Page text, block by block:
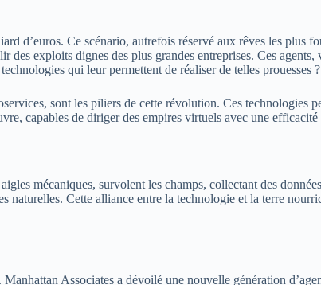
d’euros. Ce scénario, autrefois réservé aux rêves les plus
exploits dignes des plus grandes entreprises. Ces
qui leur permettent de réaliser de telles prouesses ?
sont les piliers de cette révolution. Ces technologies
capables de diriger des empires virtuels avec une efficacité
mécaniques, survolent les champs, collectant des
Cette alliance entre la technologie et la terre
Associates a dévoilé une nouvelle génération